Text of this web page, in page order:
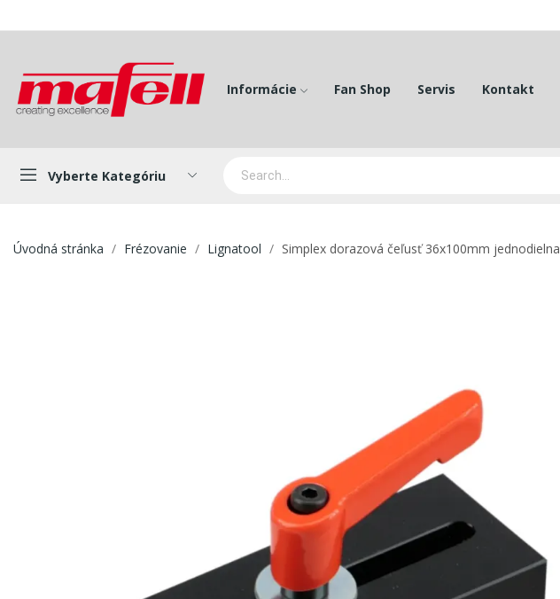
Informácie Fan Shop Servis Kontakt
Vyberte Kategóriu
Úvodná stránka Frézovanie Lignatool Simplex dorazová čeľusť 36x100mm jednodielna